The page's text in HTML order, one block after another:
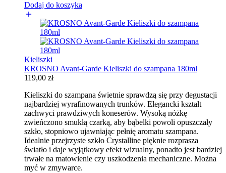
Dodaj do koszyka
Kieliszki
KROSNO Avant-Garde Kieliszki do szampana 180ml
119,00 zł
Kieliszki do szampana świetnie sprawdzą się przy degustacji
najbardziej wyrafinowanych trunków. Elegancki kształt
zachwyci prawdziwych koneserów. Wysoką nóżkę
zwieńczono smukłą czarką, aby bąbelki powoli opuszczały
szkło, stopniowo ujawniając pełnię aromatu szampana.
Idealnie przejrzyste szkło Crystalline pięknie rozprasza
światło i daje wyjątkowy efekt wizualny, ponadto jest bardziej
trwałe na matowienie czy uszkodzenia mechaniczne. Można
myć w zmywarce.